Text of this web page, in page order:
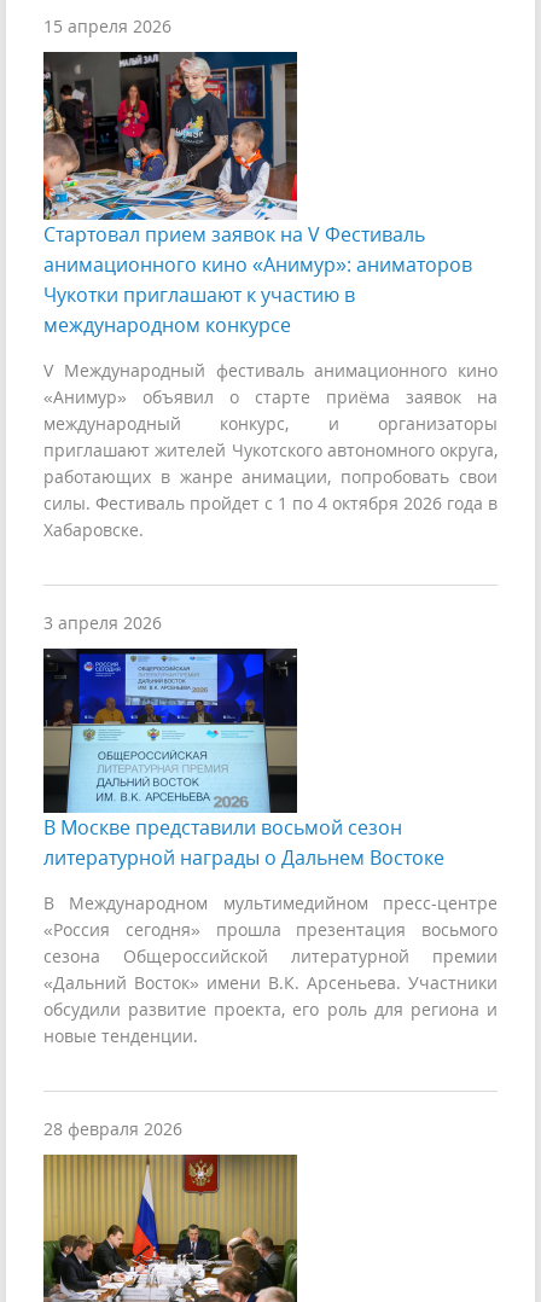
15 апреля 2026
Стартовал прием заявок на V Фестиваль
анимационного кино «Анимур»: аниматоров
Чукотки приглашают к участию в
международном конкурсе
V Международный фестиваль анимационного кино
«Анимур» объявил о старте приёма заявок на
международный конкурс, и организаторы
приглашают жителей Чукотского автономного округа,
работающих в жанре анимации, попробовать свои
силы. Фестиваль пройдет с 1 по 4 октября 2026 года в
Хабаровске.
3 апреля 2026
В Москве представили восьмой сезон
литературной награды о Дальнем Востоке
В Международном мультимедийном пресс-центре
«Россия сегодня» прошла презентация восьмого
сезона Общероссийской литературной премии
«Дальний Восток» имени В.К. Арсеньева. Участники
обсудили развитие проекта, его роль для региона и
новые тенденции.
28 февраля 2026